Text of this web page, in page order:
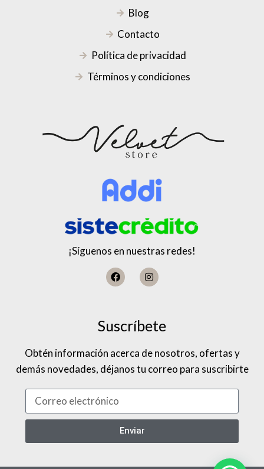
Blog
Contacto
Política de privacidad
Términos y condiciones
¡Síguenos en nuestras redes!
Suscríbete
Obtén información acerca de nosotros, ofertas y
demás novedades, déjanos tu correo para suscribirte
Enviar